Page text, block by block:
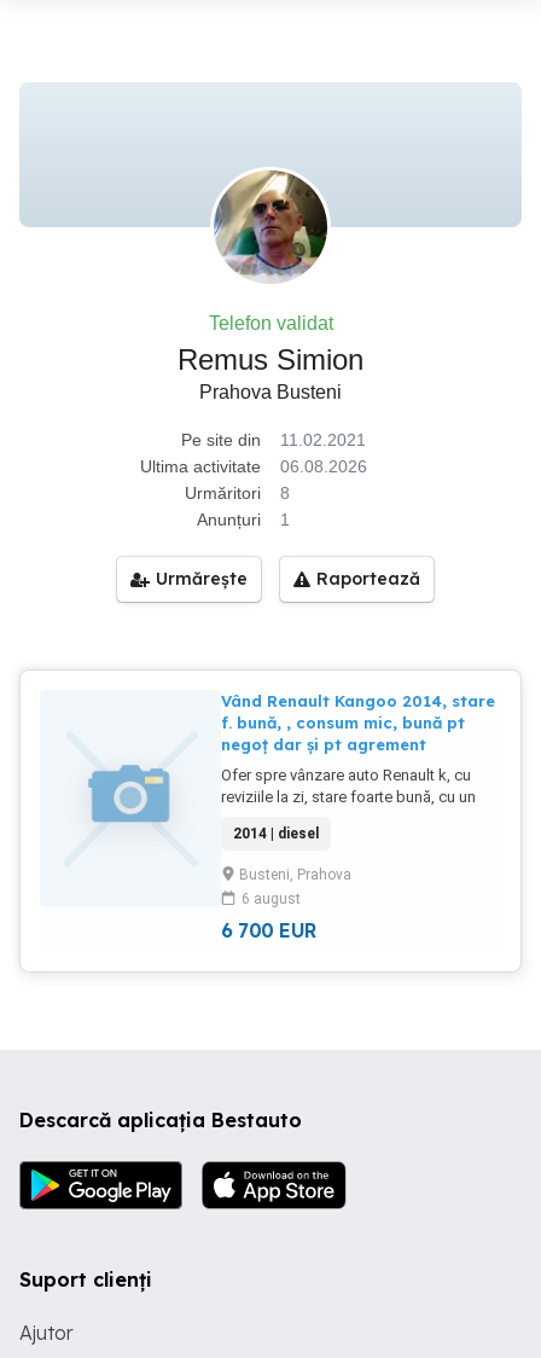
Telefon validat
Remus Simion
Prahova Busteni
Pe site din
11.02.2021
Ultima activitate
06.08.2026
Urmăritori
8
Anunțuri
1
Urmărește Raportează
Vând Renault Kangoo 2014, stare
f. bună, , consum mic, bună pt
negoț dar și pt agrement
Ofer spre vânzare auto Renault k, cu
reviziile la zi, stare foarte bună, cu un
la sută cu o încărcătură de peste 1000
de kg. Construcția îi conferă un spațiu
generos, cu un volum deosebit, astfel
putem transporta mărfuri voluminoase
etc. Canapele complet rabatabile și
necesare pt cei dragi pentru voiaje
2014 | diesel
Busteni, Prahova
6 august
6 700 EUR
Descarcă aplicația Bestauto
Suport clienți
Ajutor